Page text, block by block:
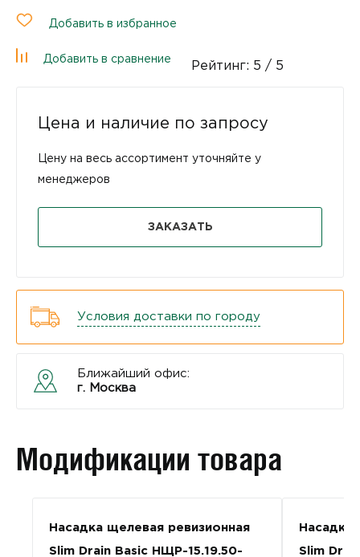
Добавить в избранное
Добавить в сравнение
Рейтинг: 5 / 5
Цена и наличие по запросу
Цену на весь ассортимент уточняйте у
менеджеров
ЗАКАЗАТЬ
Условия доставки по городу
Ближайший офис:
г. Москва
Модификации товара
Насадка щелевая ревизионная
Slim Drain Basic НЩР-15.19.50-
Насадка
Slim